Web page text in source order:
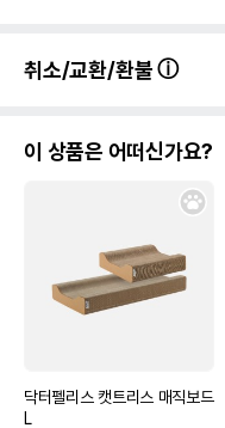
취소/교환/환불
이 상품은 어떠신가요?
닥터펠리스 캣트리스 매직보드
L